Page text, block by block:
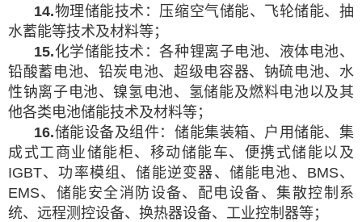
14.物理储能技术：压缩空气储能、飞轮储能、抽
水蓄能等技术及材料等；
15.化学储能技术：各种锂离子电池、液体电池、
铅酸蓄电池、铅炭电池、超级电容器、钠硫电池、水
性钠离子电池、镍氢电池、氢储能及燃料电池以及其
他各类电池储能技术及材料等；
16.储能设备及组件：储能集装箱、户用储能、集
成式工商业储能柜、移动储能车、便携式储能以及
IGBT、功率模组、储能逆变器、储能电池、BMS、
EMS、储能安全消防设备、配电设备、集散控制系
统、远程测控设备、换热器设备、工业控制器等；